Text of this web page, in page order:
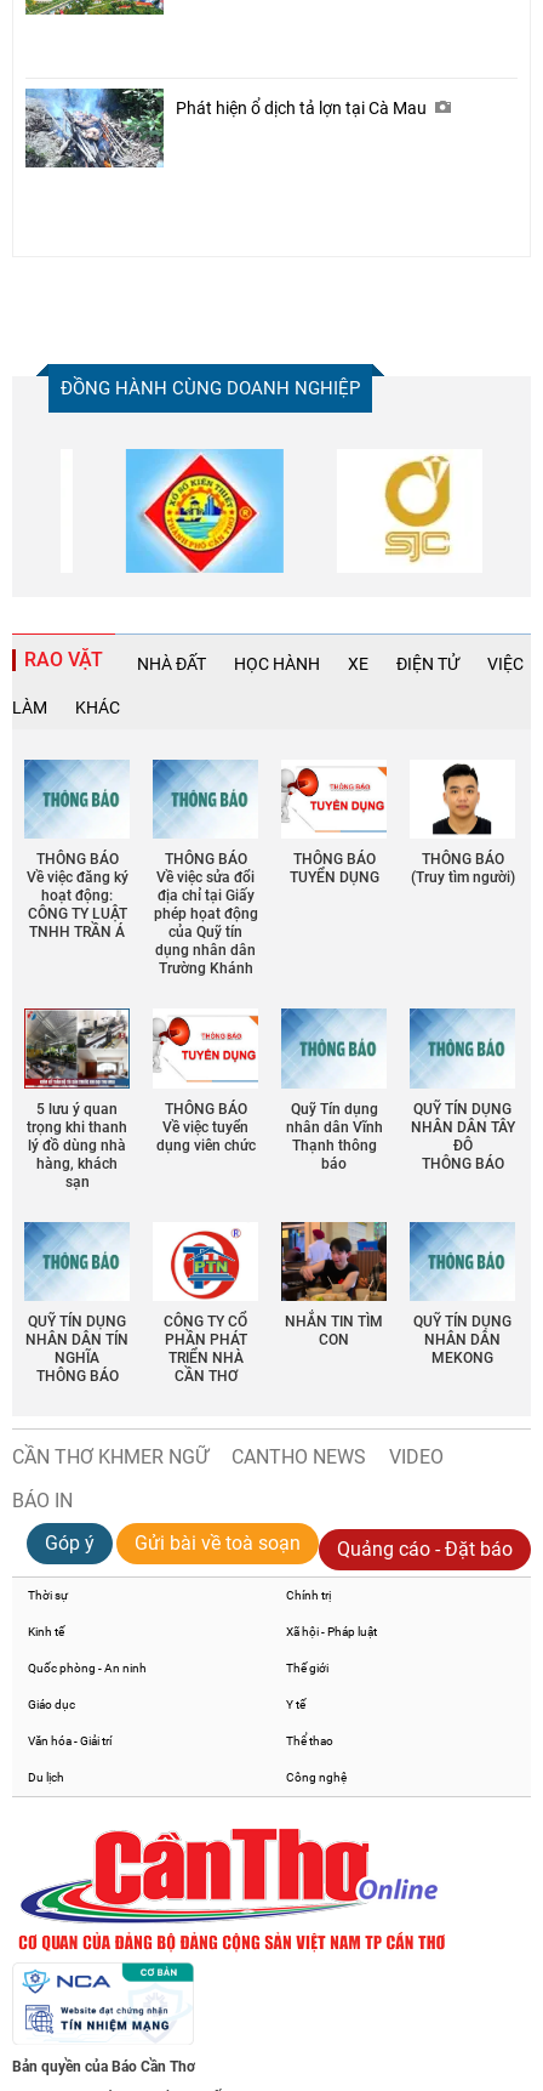
Phát hiện ổ dịch tả lợn tại Cà Mau
ĐỒNG HÀNH CÙNG DOANH NGHIỆP
RAO VẶT NHÀ ĐẤT HỌC HÀNH XE ĐIỆN TỬ VIỆC
LÀM KHÁC
THÔNG BÁO
Về việc đăng ký
hoạt động:
CÔNG TY LUẬT
TNHH TRẦN Á
THÔNG BÁO
Về việc sửa đổi
địa chỉ tại Giấy
phép họat động
của Quỹ tín
dụng nhân dân
Trường Khánh
THÔNG BÁO
TUYỂN DỤNG
THÔNG BÁO
(Truy tìm người)
5 lưu ý quan
trọng khi thanh
lý đồ dùng nhà
hàng, khách
sạn
THÔNG BÁO
Về việc tuyển
dụng viên chức
Quỹ Tín dụng
nhân dân Vĩnh
Thạnh thông
báo
QUỸ TÍN DỤNG
NHÂN DÂN TÂY
ĐÔ
THÔNG BÁO
QUỸ TÍN DỤNG
NHÂN DÂN TÍN
NGHĨA
THÔNG BÁO
CÔNG TY CỔ
PHẦN PHÁT
TRIỂN NHÀ
CẦN THƠ
NHẮN TIN TÌM
CON
QUỸ TÍN DỤNG
NHÂN DÂN
MEKONG
CẦN THƠ KHMER NGỮ CANTHO NEWS
VIDEO
BÁO IN
Góp ý
Gửi bài về toà soạn Quảng cáo - Đặt báo
Thời sự Chính trị
Kinh tế Xã hội - Pháp luật
Quốc phòng - An ninh Thế giới
Giáo dục Y tế
Văn hóa - Giải trí Thể thao
Du lịch Công nghệ
Bản quyền của Báo Cần Thơ